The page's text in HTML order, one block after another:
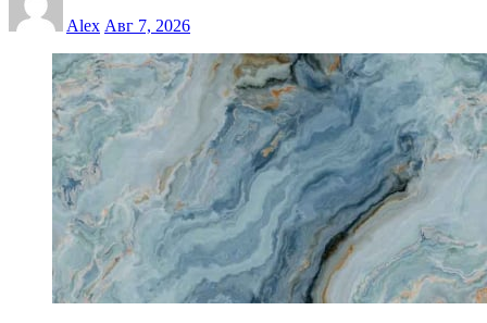
Alex Авг 7, 2026